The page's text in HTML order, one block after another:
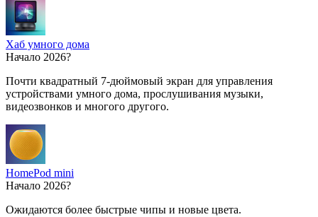
Хаб умного дома
Начало 2026?
Почти квадратный 7-дюймовый экран для управления
устройствами умного дома, прослушивания музыки,
видеозвонков и многого другого.
HomePod mini
Начало 2026?
Ожидаются более быстрые чипы и новые цвета.